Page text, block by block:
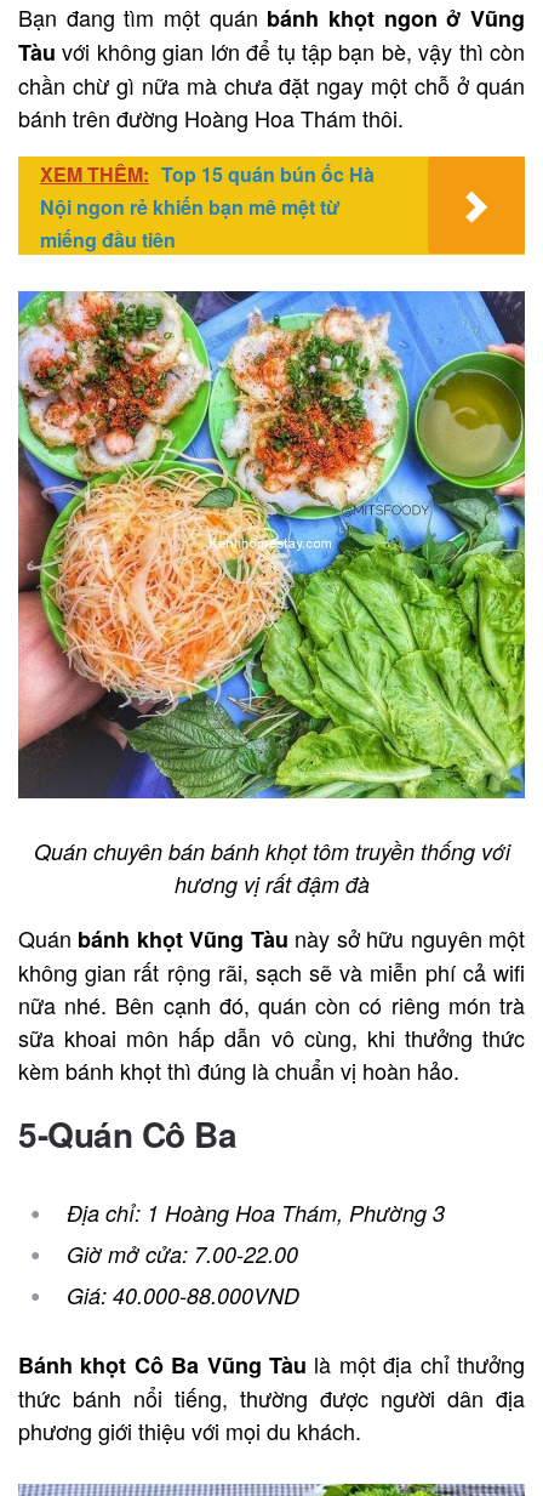
Bạn đang tìm một quán bánh khọt ngon ở Vũng
Tàuvới không gian lớn để tụ tập bạn bè, vậy thì còn
chần chừ gì nữa mà chưa đặt ngay một chỗ ở quán
bánh trên đường Hoàng Hoa Thám thôi.
XEM THÊM: Top 15 quán bún ốc Hà
Nội ngon rẻ khiến bạn mê mệt từ
miếng đầu tiên
Quán chuyên bán bánh khọt tôm truyền thống với
hương vị rất đậm đà
Quán bánh khọt Vũng Tàu này sở hữu nguyên một
không gian rất rộng rãi, sạch sẽ và miễn phí cả wifi
nữa nhé. Bên cạnh đó, quán còn có riêng món trà
sữa khoai môn hấp dẫn vô cùng, khi thưởng thức
kèm bánh khọt thì đúng là chuẩn vị hoàn hảo.
5-Quán Cô Ba
Địa chỉ: 1 Hoàng Hoa Thám, Phường 3
Giờ mở cửa: 7.00-22.00
Giá: 40.000-88.000VND
Bánh khọt Cô Ba Vũng Tàu là một địa chỉ thưởng
thức bánh nổi tiếng, thường được người dân địa
phương giới thiệu với mọi du khách.